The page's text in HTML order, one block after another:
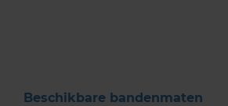
Beschikbare bandenmaten